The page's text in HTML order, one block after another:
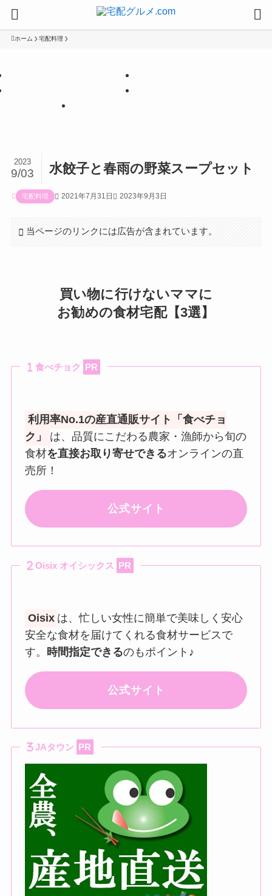
ホーム 宅配料理
水餃子と春雨の野菜スープセット
2023
9/03
宅配料理 2021年7月31日 2023年9月3日
当ページのリンクには広告が含まれています。
買い物に行けないママに
お勧めの食材宅配【3選】
食べチョク PR
利用率No.1の産直通販サイト「食べチョ
ク」
は、品質にこだわる農家・漁師から旬の
食材を直接お取り寄せできるオンラインの直
売所！
公式サイト
Oisix オイシックス PR
Oisix は、忙しい女性に簡単で美味しく安心
安全な食材を届けてくれる食材サービスで
す。 時間指定できるのもポイント♪
公式サイト
JAタウン PR